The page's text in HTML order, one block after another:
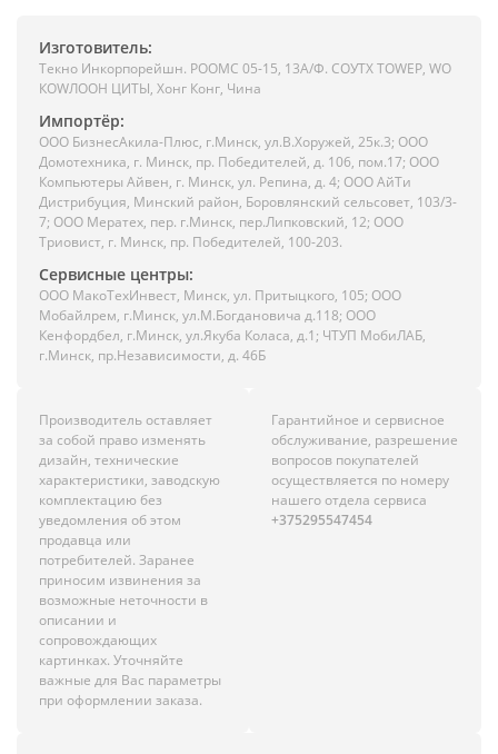
Изготовитель:
Текно Инкорпорейшн. РООМС 05-15, 13А/Ф. СОУТХ ТОWЕР, WО
КОWЛООН ЦИТЫ, Хонг Конг, Чина
Импортёр:
ООО БизнесАкила-Плюc, г.Минск, ул.В.Хоружей, 25к.3; ООО
Домотехника, г. Минск, пр. Победителей, д. 106, пом.17; ООО
Компьютеры Айвен, г. Минск, ул. Репина, д. 4; ООО АйТи
Дистрибуция, Минский район, Боровлянский сельсовет, 103/3-
7; ООО Мератех, пер. г.Минск, пер.Липковский, 12; ООО
Триовист, г. Минск, пр. Победителей, 100-203.
Сервисные центры:
ООО МакоТехИнвест, Минск, ул. Притыцкого, 105; ООО
Мобайлрем, г.Минск, ул.М.Богдановича д.118; ООО
Кенфордбел, г.Минск, ул.Якуба Коласа, д.1; ЧТУП МобиЛАБ,
г.Минск, пр.Независимости, д. 46Б
Производитель оставляет
за собой право изменять
дизайн, технические
характеристики, заводскую
комплектацию без
уведомления об этом
продавца или
потребителей. Заранее
приносим извинения за
возможные неточности в
описании и
сопровождающих
картинках. Уточняйте
важные для Вас параметры
при оформлении заказа.
Гарантийное и сервисное
обслуживание, разрешение
вопросов покупателей
осуществляется по номеру
нашего отдела сервиса
+375295547454